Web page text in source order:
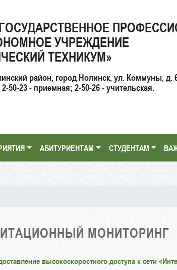
УЧРЕЖДЕНИЕ
ТЕХНИКУМ»
район, город Нолинск, ул. Коммуны, д.
50-23 - приемная; 2-50-26 - учительская.
АБИТУРИЕНТАМ СТУДЕНТАМ
МОНИТОРИНГ
высокоскоростного доступа к сети